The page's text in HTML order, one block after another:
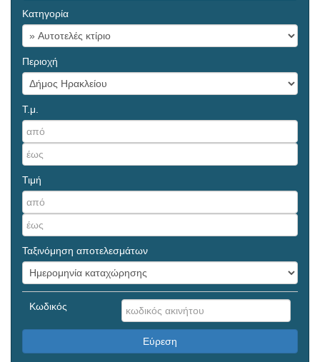
Κατηγορία
Περιοχή
Τ.μ.
Τιμή
Ταξινόμηση αποτελεσμάτων
Κωδικός
Εύρεση